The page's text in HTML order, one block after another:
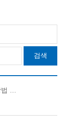
검색